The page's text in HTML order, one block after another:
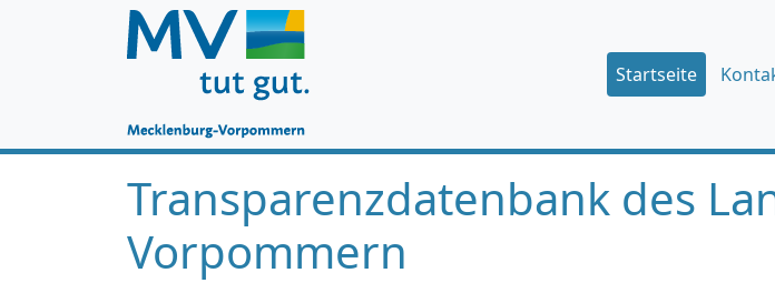
Startseite
Transparenzdatenbank des
Vorpommern